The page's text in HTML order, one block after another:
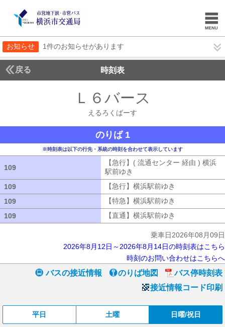
お知らせ 1件のお知らせがあります
戻る 時刻表
Ｌ６バース
えるろくばーす
のりば 1
※時刻表は以下の行先・系統の時刻を合わせて表示しています
109
【急行】( 流通センター 経由 ) 横浜
駅前ゆき
109
【急行】横浜駅前ゆき
109
【特急】横浜駅前ゆき
109
【直通】横浜駅前ゆき
乗車日2026年08月09日
2026年8月12日～2026年8月14日の時刻表はこちら
時刻のお問い合わせはこちらへ
バスの接近情報 のりば地図
バス停時刻表
接近情報コード印刷
平日 土曜 日曜/祝日